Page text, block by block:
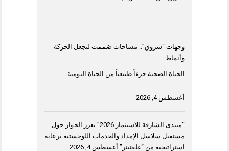
وجهات “شروق”.. مساحات صُممت لتجعل الحركة
وأنماط
الحياة الصحية جزءاً طبيعياً من الحياة اليومية
أغسطس 4, 2026
“منتدى الشارقة للاستثمار 2026” يعزز الحوار حول
مستقبل سلاسل الإمداد والخدمات اللوجستية برعاية
استراتيجية من “غلفتينر” أغسطس 4, 2026